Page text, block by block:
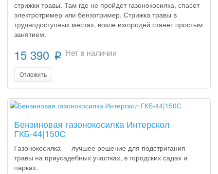
стрижки травы. Там где не пройдет газонокосилка, спасет
электротример или бензотример. Стрижка травы в
труднодоступных местах, возле изгородей станет простым
занятием.
15 390 p Нет в наличии
Отложить
Бензиновая газонокосилка Интерскол
ГКБ-44|150С
Газонокосилка — лучшее решение для подстригания
травы на приусадебных участках, в городских садах и
парках.